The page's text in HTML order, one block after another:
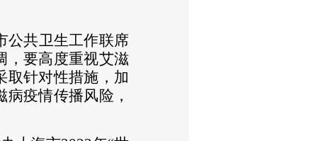
公共卫生工作联席
，要高度重视艾滋
取针对性措施，加
疫情传播风险，